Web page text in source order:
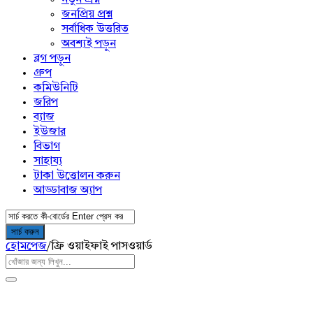
জনপ্রিয় প্রশ্ন
সর্বাধিক উত্তরিত
অবশ্যই পড়ুন
ব্লগ পড়ুন
গ্রুপ
কমিউনিটি
জরিপ
ব্যাজ
ইউজার
বিভাগ
সাহায্য
টাকা উত্তোলন করুন
আড্ডাবাজ অ্যাপ
হোমপেজ/ফ্রি ওয়াইফাই পাসওয়ার্ড